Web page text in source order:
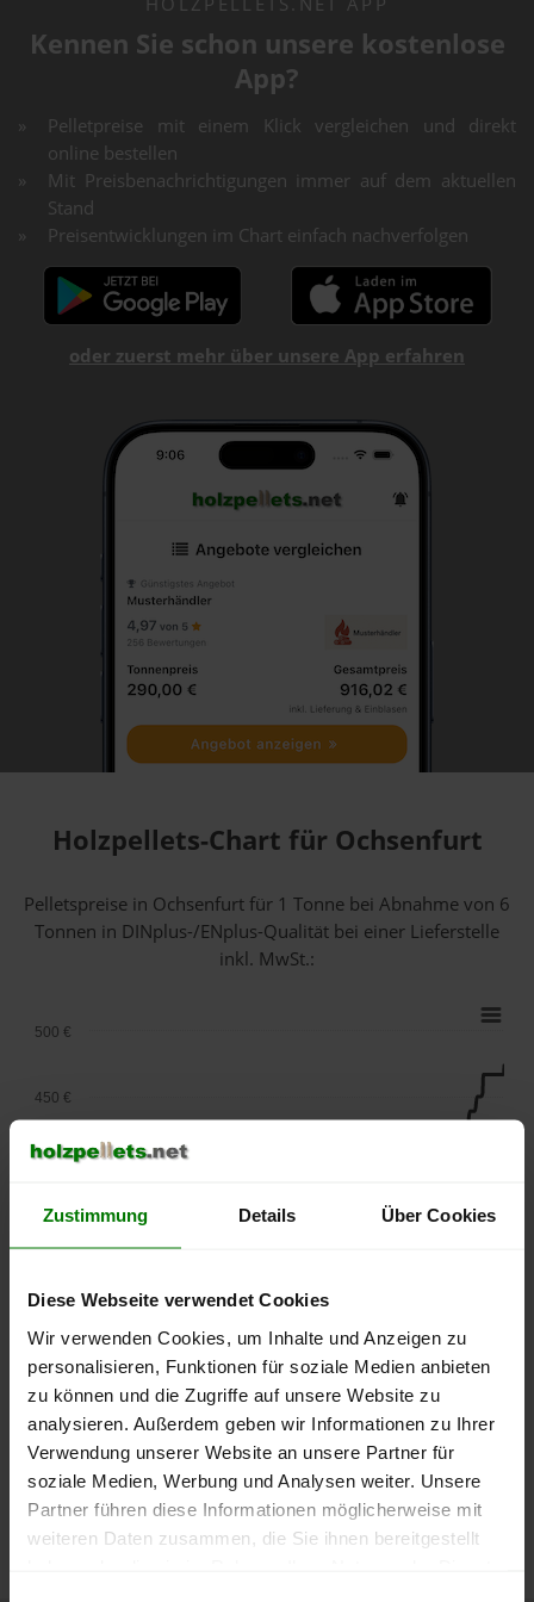
Zustimmung Details Über Cookies
Diese Webseite verwendet Cookies
Wir verwenden Cookies, um Inhalte und Anzeigen zu
personalisieren, Funktionen für soziale Medien anbieten
zu können und die Zugriffe auf unsere Website zu
analysieren. Außerdem geben wir Informationen zu Ihrer
Verwendung unserer Website an unsere Partner für
soziale Medien, Werbung und Analysen weiter. Unsere
Partner führen diese Informationen möglicherweise mit
weiteren Daten zusammen, die Sie ihnen bereitgestellt
Kennen Sie schon unsere kostenlose
App?
Pelletpreise mit einem Klick vergleichen und direkt
online bestellen
Mit Preisbenachrichtigungen immer auf dem aktuellen
Stand
Preisentwicklungen im Chart einfach nachverfolgen
oder zuerst mehr über unsere App erfahren
Holzpellets-Chart für Ochsenfurt
Pelletspreise in Ochsenfurt für 1 Tonne bei Abnahmevon 6
Tonnen in DINplus-/ENplus-Qualität bei einer Lieferstelle
inkl. MwSt.:
lose Ware Sackware
September
2025
Januar
2026
Mai
2026
250 €
300 €
400 €
450 €
500 €
Die aktuelle Preisentwicklung für Holzpellets in Deutschland
können Sie jederzeit auf unsererPelletspreise-Seite
nachvollziehen.